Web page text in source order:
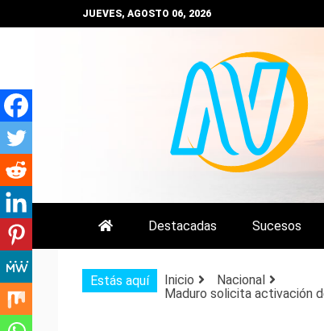
al
JUEVES, AGOSTO 06, 2026
NOTICIAS DEL ZULIA,
Destacadas Sucesos
Estás aquí Inicio
Nacional
Maduro solicita activación